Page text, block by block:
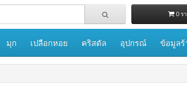
0 ร
มุก เปลือกหอย คริสตัล อุปกรณ์ ข้อมูลร้